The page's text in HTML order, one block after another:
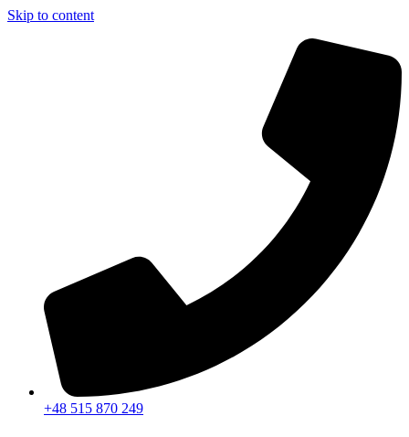
Skip to content
+48 515 870 249